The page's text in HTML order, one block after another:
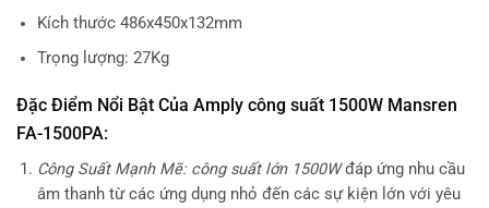
Kích thước 486x450x132mm
Trọng lượng: 27Kg
Đặc Điểm Nổi Bật Của Amply công suất 1500W Mansren
FA-1500PA:
Công Suất Mạnh Mẽ: công suất lớn 1500Wđáp ứng nhu cầu
âm thanh từ các ứng dụng nhỏ đến các sự kiện lớn với yêu